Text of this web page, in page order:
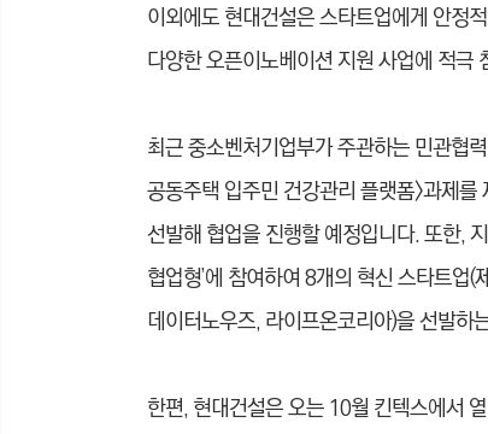
이외에도 현대건설은 스타트업에게 안정
다양한 오픈이노베이션 지원 사업에 적극
최근 중소벤처기업부가 주관하는 민관협
공동주택 입주민 건강관리 플랫폼>과제
선발해 협업을 진행할 예정입니다. 또한,
협업형’에 참여하여 8개의 혁신 스타트업
데이터노우즈, 라이프온코리아)을 선발
한편, 현대건설은 오는 10월 킨텍스에서